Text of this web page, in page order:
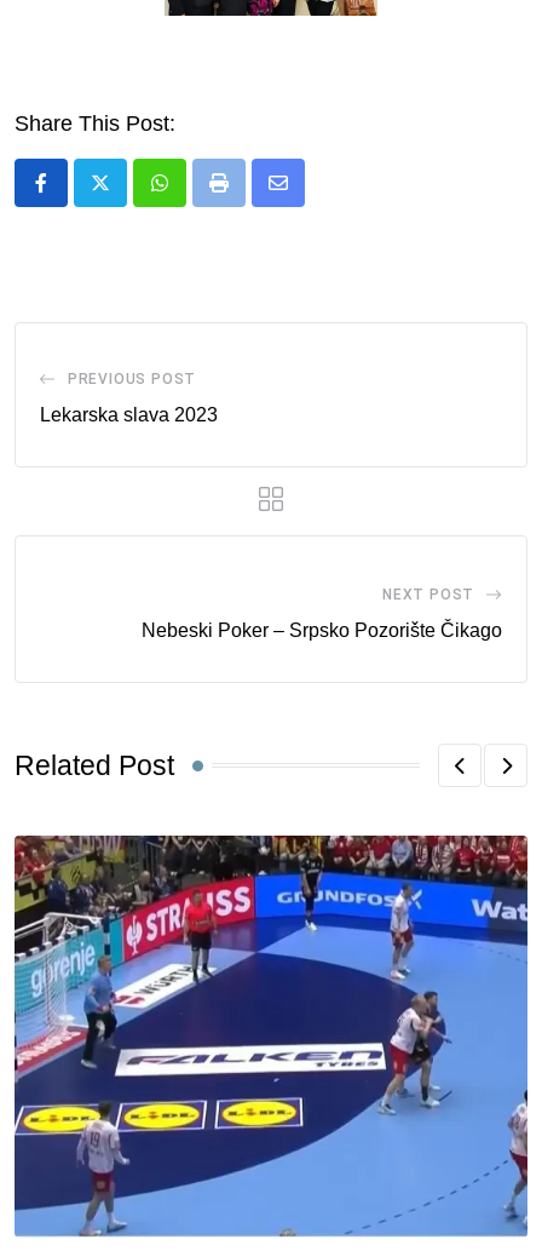
Share This Post:
Whatsapp
Print
Share
PREVIOUS POST
Lekarska slava 2023
NEXT POST
Nebeski Poker – Srpsko Pozorište Čikago
Related Post